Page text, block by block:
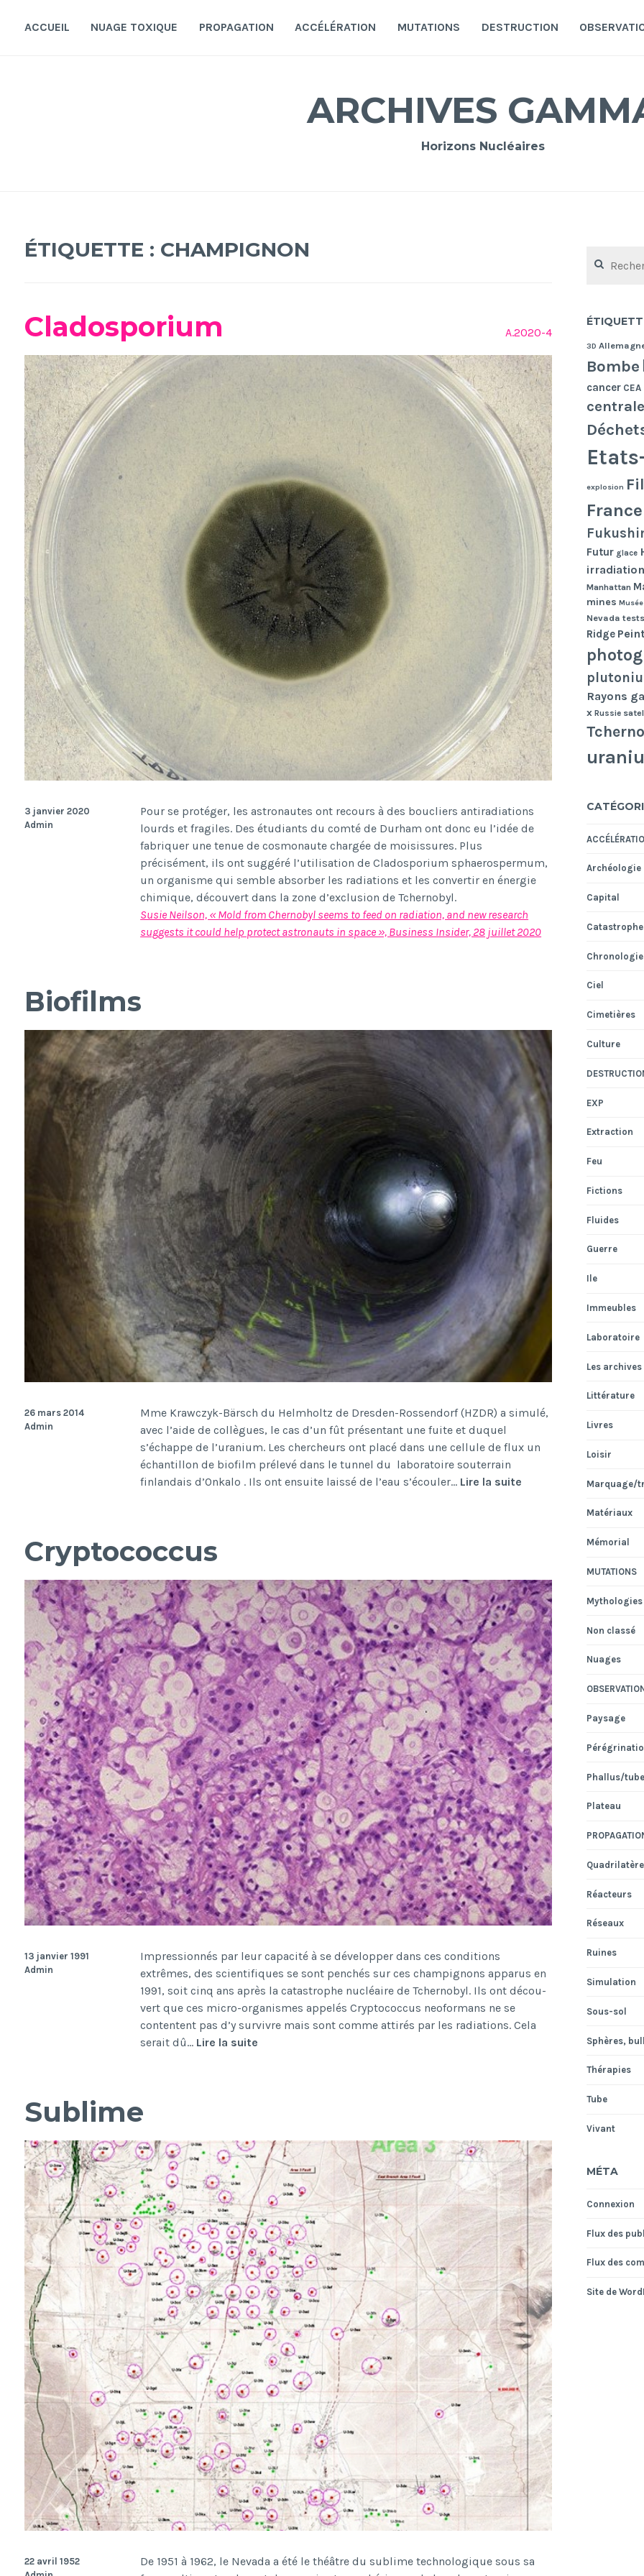
ACCUEIL NUAGE TOXIQUE PROPAGATION ACCÉLÉRATION MUTATIONS DESTRUCTION
ARCHIVES
Horizons Nucléaires
ÉTIQUETTE : CHAMPIGNON
Cladosporium A.2020-4
Pour se protéger, les astronautes ont recoursàdes boucliers antiradiations
lourds et fragiles. Desétudiants du comtéde Durham ont donc eu l’idée de
fabriquer une tenue de cosmonaute chargée de moisissures. Plus
précisément, ils ont suggéré l’utilisation de Cladosporium sphaerospermum,
un organisme qui semble absorber les radiations et les convertir enénergie
chimique, découvert dans la zone d’exclusion de Tchernobyl.
Susie Neilson, « Mold from Chernobyl seems to feed on radiation, and new research
suggests it could help protect astronauts in space », Business Insider, 28 juillet 2020
3 janvier 2020
Admin
Biofilms
Mme Krawczyk-Bärsch du Helmholtz de Dresden-Rossendorf (HZDR) a simulé,
avec l’aide de collègues, le cas d’un fût présentant une fuite et duquel
s’échappe de l’uranium. Les chercheurs ont placé dans une cellule de flux un
échantillon de biofilm prélevé dans le tunnel du laboratoire souterrain
finlandais d’Onkalo . Ils ont ensuite laissé de l’eau s’écouler… Lire la suite
26 mars 2014
Admin
Cryptococcus
Impres­sion­nés par leur capa­cité à se déve­lop­per dans ces condi­tions
extrêmes, des scien­ti­fiques se sont penchés sur ces cham­pi­gnons appa­rus en
1991, soit cinq ans après la catas­trophe nucléaire de Tchernobyl. Ils ont décou­
vert que ces micro-orga­nismes appe­lés Cryp­to­coc­cus neofor­mans ne se
contentent pas d’y survivre mais sont comme atti­rés par les radia­tions. Cela
serait dû… Lire la suite
13 janvier 1991
Admin
Sublime
De 1951 à 1962, le Nevada a été le théâtre du sublime technologique sous sa
22 avril 1952
3D
Bombe
cancer CEA
explosion
France
Futur glace
irradiation
Manhattan
mines Musée
Nevada
Ridge
Rayons
x Russie
Archéologie
Capital
Catastrophe
Ciel
Cimetières
Culture
EXP
Extraction
Feu
Fictions
Fluides
Guerre
Ile
Immeubles
Laboratoire
Les archives
Littérature
Livres
Loisir
Marquage/
Matériaux
Mémorial
MUTATIONS
Mythologies
Non classé
Nuages
Paysage
Phallus/
Plateau
Réacteurs
Réseaux
Ruines
Simulation
Sous-sol
Sphères,
Thérapies
Tube
Vivant
MÉTA
Connexion
Flux des
Flux des
Site de